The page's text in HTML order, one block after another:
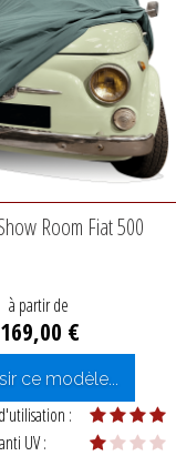
Room Fiat 500
à partir de
169,00 €
ce modèle...
:
UV :